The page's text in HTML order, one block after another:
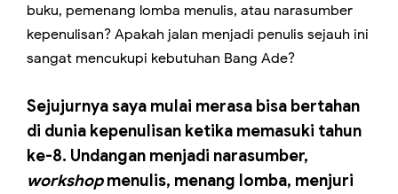
buku, pemenang lomba menulis, atau narasumber
kepenulisan? Apakah jalan menjadi penulis sejauh ini
sangat mencukupi kebutuhan Bang Ade?
Sejujurnya saya mulai merasa bisa bertahan
di dunia kepenulisan ketika memasuki tahun
ke-8. Undangan menjadi narasumber,
workshopmenulis, menang lomba, menjuri